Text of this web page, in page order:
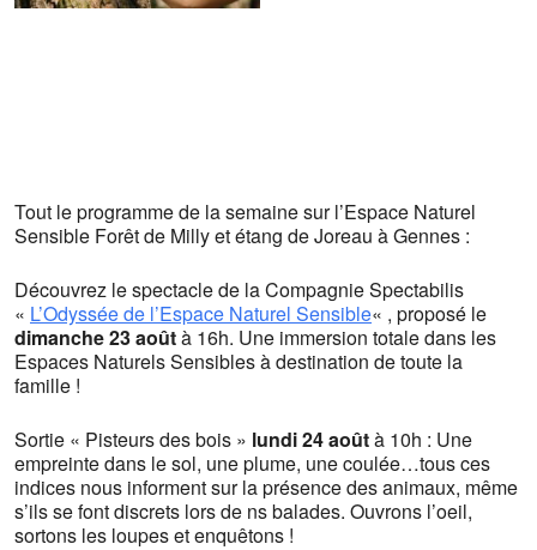
Tout le programme de la semaine sur l’Espace Naturel
Sensible Forêt de Milly et étang de Joreau à Gennes :
Découvrez le spectacle de la Compagnie Spectabilis
« L’Odyssée de l’Espace Naturel Sensible« , proposé le
dimanche 23 aoûtà 16h. Une immersion totale dans les
Espaces Naturels Sensibles à destination de toute la
famille !
Sortie « Pisteurs des bois » lundi 24 aoûtà 10h : Une
empreinte dans le sol, une plume, une coulée…tous ces
indices nous informent sur la présence des animaux, même
s’ils se font discrets lors de ns balades. Ouvrons l’oeil,
sortons les loupes et enquêtons !